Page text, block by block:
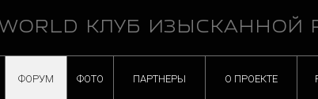
WORLD КЛУБ
ФОРУМ ФОТО ПАРТНЕРЫ О ПРОЕКТЕ